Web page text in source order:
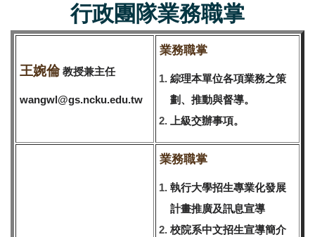
學習歷程檔案審查準備指引
大學預修課程 Advanced Placement
行政團隊業務職掌
王婉倫教授兼主任
wangwl@gs.ncku.edu.tw
業務職掌
綜理本單位各項業務之策
劃、推動與督導。
上級交辦事項。
業務職掌
執行大學招生專業化發展
計畫推廣及訊息宣導
校院系中文招生宣導簡介